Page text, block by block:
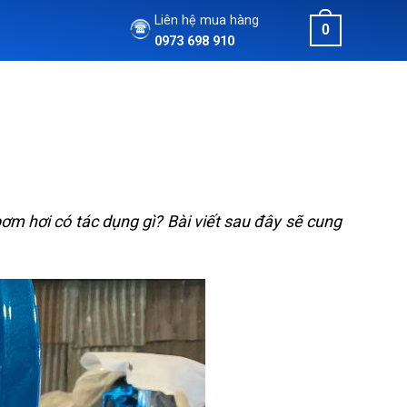
Liên hệ mua hàng
0973 698 910
0
hơi có tác dụng gì? Bài viết sau đây sẽ cung